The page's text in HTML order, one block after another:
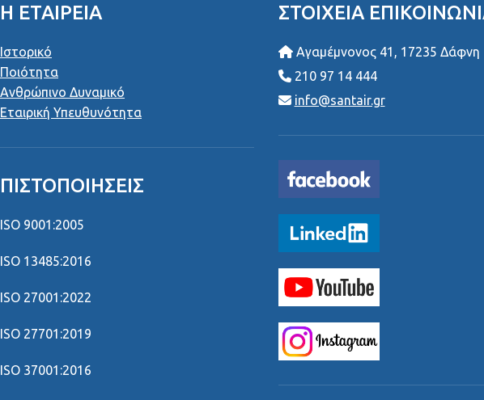
Η ΕΤΑΙΡΕΙΑ
Ιστορικό
Ποιότητα
Ανθρώπινο Δυναμικό
Εταιρική Υπευθυνότητα
ΠΙΣΤΟΠΟΙΉΣΕΙΣ
ISO 9001:2005
ISO 13485:2016
ISO 27001:2022
ISO 27701:2019
ISO 37001:2016
ΣΤΟΙΧΕΊΑ
Αγαμέμνονος 41, 17235 Δάφνη
210 97 14 444
info@santair.gr